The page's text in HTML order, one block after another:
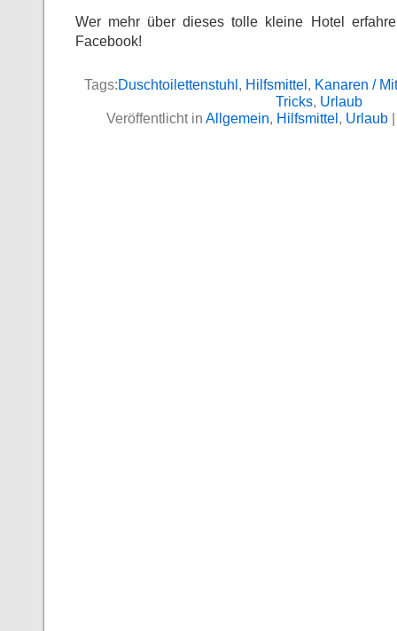
Wer mehr über dieses tolle kleine Hotel
Facebook!
Tags:Duschtoilettenstuhl, Hilfsmittel, Kanaren /
Tricks, Urlaub
Veröffentlicht in Allgemein, Hilfsmittel, Urlaub